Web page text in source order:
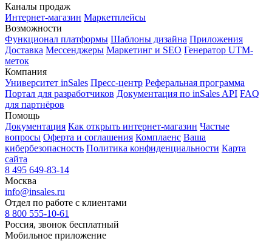
Каналы продаж
Интернет-магазин Маркетплейсы
Возможности
Функционал платформы Шаблоны дизайна Приложения
Доставка Мессенджеры Маркетинг и SEO Генератор UTM-
меток
Компания
Университет inSales Пресс-центр Реферальная программа
Портал для разработчиков Документация по inSales API FAQ
для партнёров
Помощь
Документация Как открыть интернет-магазин Частые
вопросы Оферта и соглашения Комплаенс Ваша
кибербезопасность Политика конфиденциальности Карта
сайта
8 495 649-83-14
Москва
info@insales.ru
Отдел по работе с клиентами
8 800 555-10-61
Россия, звонок бесплатный
Мобильное приложение